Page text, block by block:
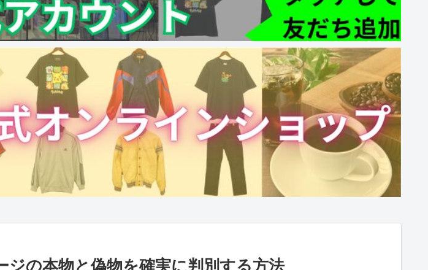
ジの本物と偽物を確実に判別する方法